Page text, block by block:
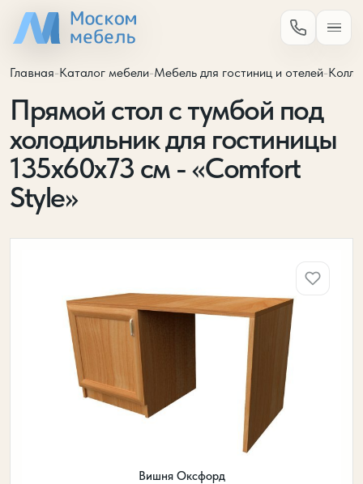
Главная-Каталог мебели-Мебель для гостиниц и отелей-
Прямой стол с тумбой под
холодильник для гостиницы
135х60х73 см - «Comfort
Style»
Вишня Оксфорд